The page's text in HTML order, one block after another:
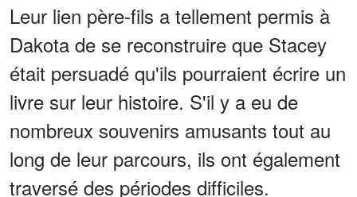
Leur lien père-fils a tellement permis à
Dakota de se reconstruire que Stacey
était persuadé qu'ils pourraient écrire un
livre sur leur histoire. S'il y a eu de
nombreux souvenirs amusants tout au
long de leur parcours, ils ont également
traversé des périodes difficiles.